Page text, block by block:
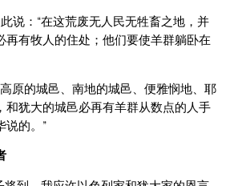
说：“在这荒废无人民无牲畜之地，并
再有牧人的住处；他们要使羊群躺卧在
原的城邑、南地的城邑、便雅悯地、耶
和犹大的城邑必再有羊群从数点的人手
说的。”